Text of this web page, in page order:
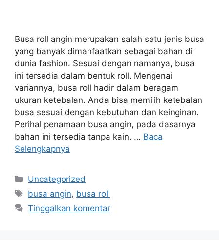
Busa roll angin merupakan salah satu jenis busa
yang banyak dimanfaatkan sebagai bahan di
dunia fashion. Sesuai dengan namanya, busa
ini tersedia dalam bentuk roll. Mengenai
variannya, busa roll hadir dalam beragam
ukuran ketebalan. Anda bisa memilih ketebalan
busa sesuai dengan kebutuhan dan keinginan.
Perihal penamaan busa angin, pada dasarnya
bahan ini tersedia tanpa kain. … Baca
Selengkapnya
Kategori
Uncategorized
Tag
busa angin, busa roll
Tinggalkan komentar